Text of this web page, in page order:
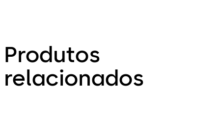
Produtos
relacionados